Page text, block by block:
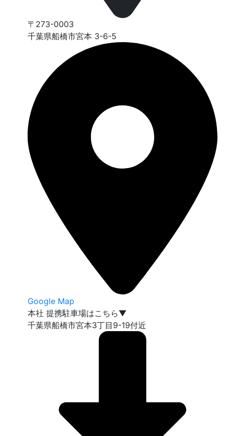
〒273-0003
千葉県船橋市宮本 3-6-5
Google Map
本社 提携駐車場はこちら▼
千葉県船橋市宮本3丁目9-19付近